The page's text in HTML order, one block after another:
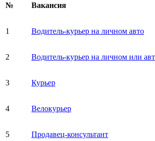
№ Вакансия
1 Водитель-курьер на личном авто
2 Водитель-курьер на личном или
3 Курьер
4 Велокурьер
5 Продавец-консультант